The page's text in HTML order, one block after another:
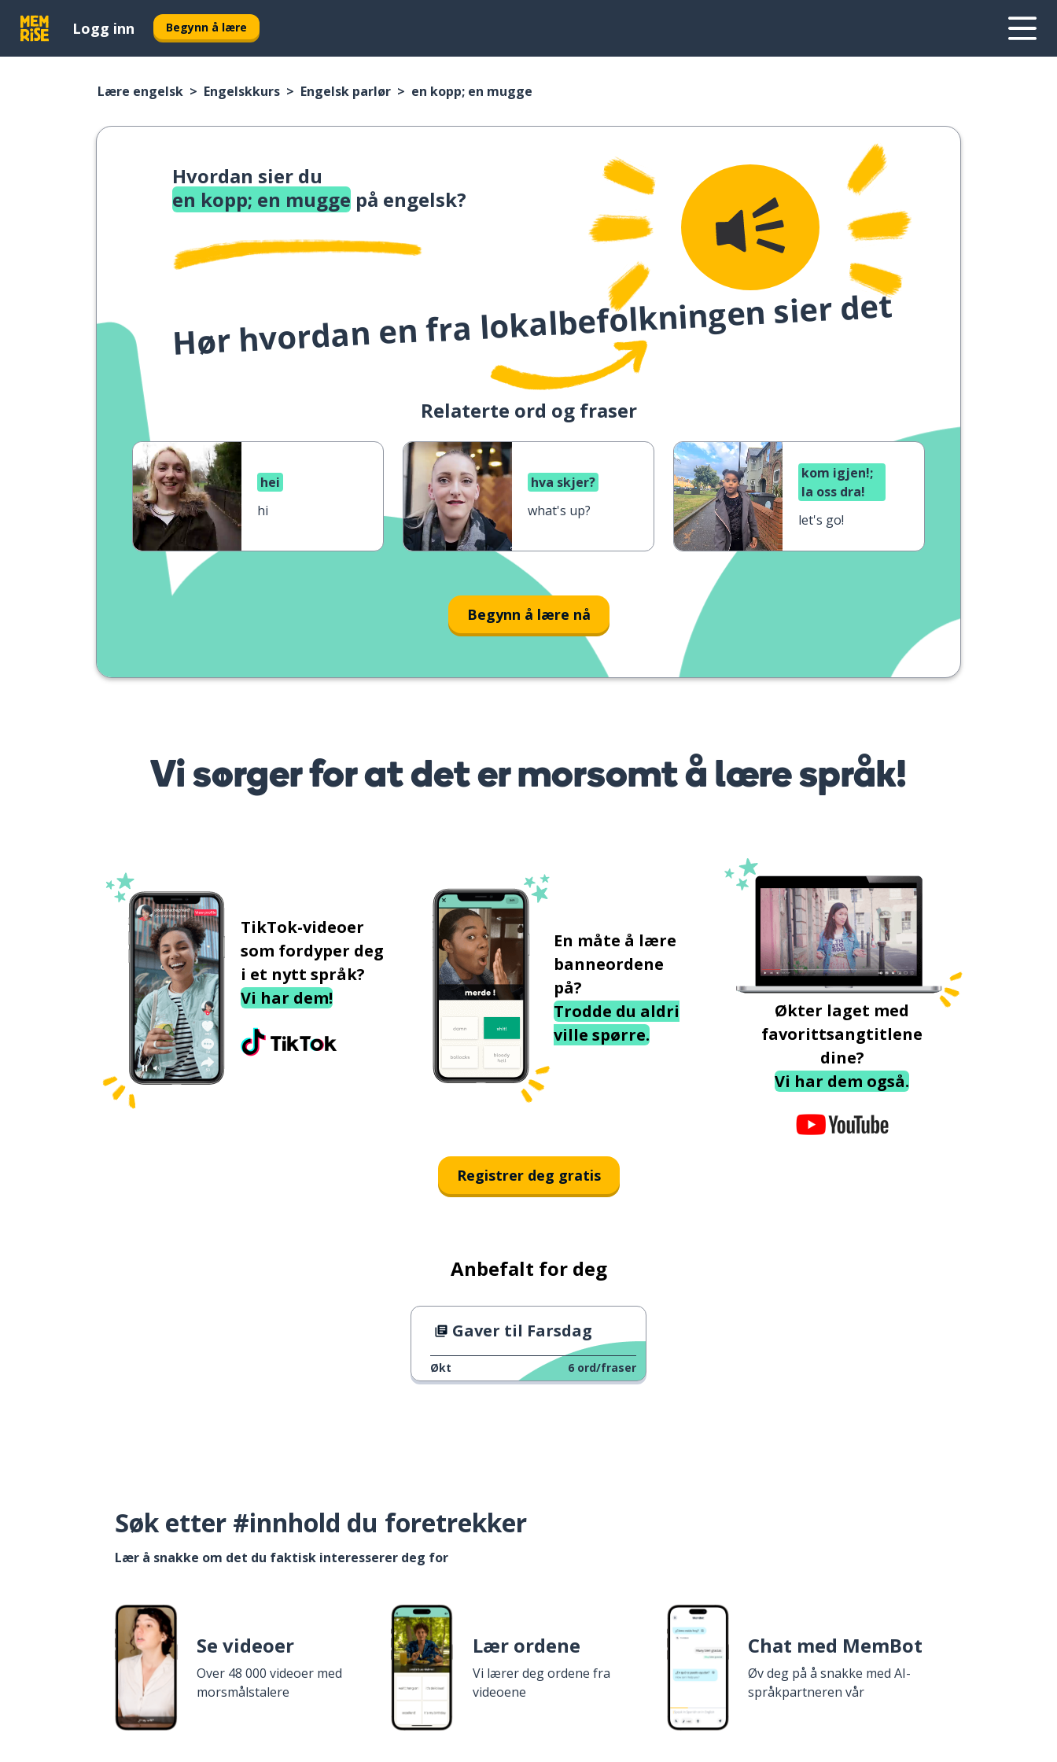
Logg inn Begynn å lære
Lære engelsk Engelskkurs Engelsk parlør en kopp; en mugge
Hvordan sier du
en kopp; en mugge på engelsk?
Hør hvordan en fra lokalbefolkningen sier det
Relaterte ord og fraser
hei
hi
hva skjer?
what's up?
kom igjen!;
la oss dra!
let's go!
Begynn å lære nå
Vi sørger for at det er morsomt å lære språk!
TikTok-videoer
som fordyper deg
i et nytt språk?
Vi har dem!
En måte å lære
banneordene
på?
Trodde du aldri
ville spørre.
Økter laget med
favorittsangtitlene
dine?
Vi har dem også.
Registrer deg gratis
Anbefalt for deg
Gaver til Farsdag
Økt 6 ord/fraser
Søk etter #innhold du foretrekker
Lær å snakke om det du faktisk interesserer deg for
Se videoer
Over 48 000 videoer med
morsmålstalere
Lær ordene
Vi lærer deg ordene fra
videoene
Chat med MemBot
Øv deg på å snakke med AI-
språkpartneren vår